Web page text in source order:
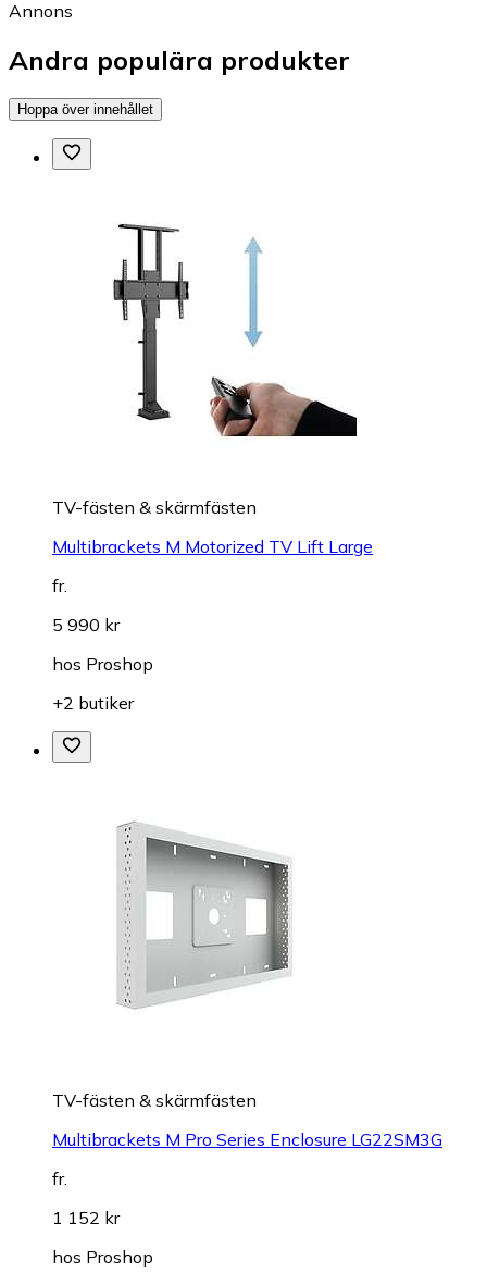
Annons
Andra populära produkter
Hoppa över innehållet
TV-fästen & skärmfästen
Multibrackets M Motorized TV Lift Large
fr.
5 990 kr
hos Proshop
+2 butiker
TV-fästen & skärmfästen
Multibrackets M Pro Series Enclosure LG22SM3G
fr.
1 152 kr
hos Proshop